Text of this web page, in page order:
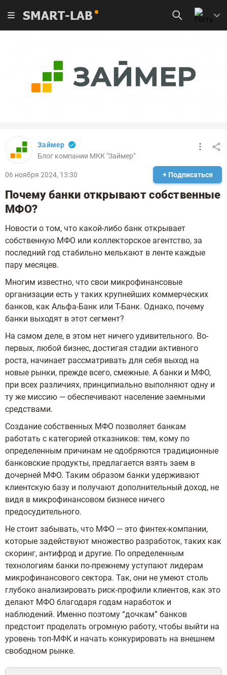
SMART-LAB
Займер
Блог компании МКК "Займер"
06 ноября 2024, 13:30 + Подписаться
Почему банки открывают собственные
МФО?
Новости о том, что какой-либо банк открывает
собственную МФО или коллекторское агентство, за
последний год стабильно мелькают в ленте каждые
пару месяцев.
Многим известно, что свои микрофинансовые
организации есть у таких крупнейших коммерческих
банков, как Альфа-Банк или Т-Банк. Однако, почему
банки выходят в этот сегмент?
На самом деле, в этом нет ничего удивительного. Во-
первых, любой бизнес, достигая стадии активного
роста, начинает рассматривать для себя выход на
новые рынки, прежде всего, смежные. А банки и МФО,
при всех различиях, принципиально выполняют одну и
ту же миссию — обеспечивают население заемными
средствами.
Создание собственных МФО позволяет банкам
работать с категорией отказников: тем, кому по
определенным причинам не одобряются традиционные
банковские продукты, предлагается взять заем в
дочерней МФО. Таким образом банки удерживают
клиентскую базу и получают дополнительный доход, не
видя в микрофинансовом бизнесе ничего
предосудительного.
Не стоит забывать, что МФО — это финтех-компании,
которые задействуют множество разработок, таких как
скоринг, антифрод и другие. По определенным
технологиям банки по-прежнему уступают лидерам
микрофинансового сектора. Так, они не умеют столь
глубоко анализировать риск-профили клиентов, как это
делают МФО благодаря годам наработок и
наблюдений. Именно поэтому “дочкам” банков
предстоит проделать огромную работу, чтобы выйти на
уровень топ-МФК и начать конкурировать на внешнем
свободном рынке.